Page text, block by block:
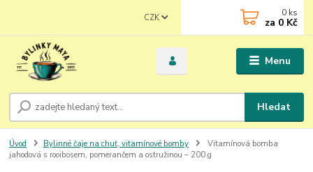
Menu
CZK
Hledat
0 ks
za 0 Kč
Úvod Bylinné čaje na chuť, vitamínové bomby
Vitamínová bomba
jahodová s rooibosem, pomerančem a ostružinou – 200 g